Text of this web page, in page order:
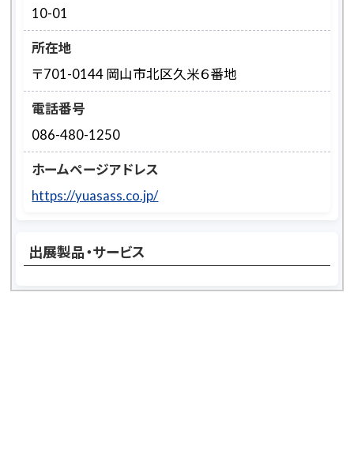
10-01
所在地
〒701-0144 岡山市北区久米６番地
電話番号
086-480-1250
ホームページアドレス
https://yuasass.co.jp/
出展製品・サービス